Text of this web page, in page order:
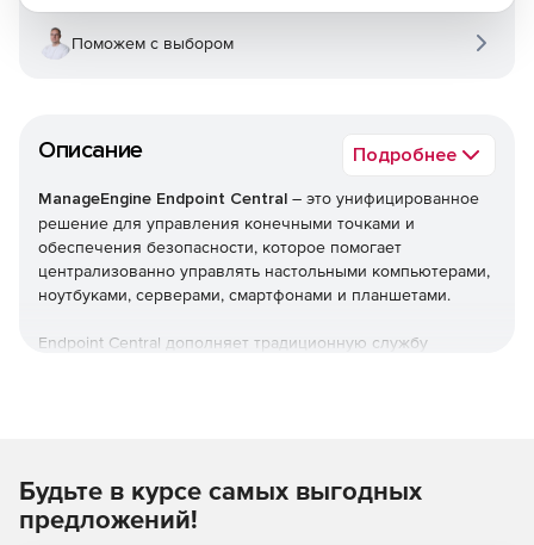
Описание Подробнее
ManageEngine Endpoint Central – это унифицированное
решение для управления конечными точками и
обеспечения безопасности, которое помогает
централизованно управлять настольными компьютерами,
ноутбуками, серверами, смартфонами и планшетами.
Endpoint Central дополняет традиционную службу
образов и развертывание ОС. Кроме того,решение
позволяет управлять активами и лицензиями на ПО,
отслеживать статистику использования ПО, управлять
Поможем с выбором
Будьте в курсе самых выгодных
предложений!